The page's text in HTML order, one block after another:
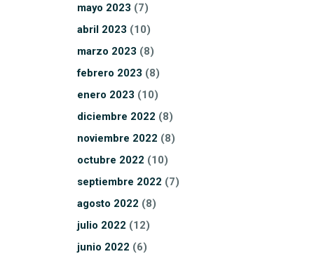
mayo 2023 (7)
abril 2023 (10)
marzo 2023 (8)
febrero 2023 (8)
enero 2023 (10)
diciembre 2022 (8)
noviembre 2022 (8)
octubre 2022 (10)
septiembre 2022 (7)
agosto 2022 (8)
julio 2022 (12)
junio 2022 (6)